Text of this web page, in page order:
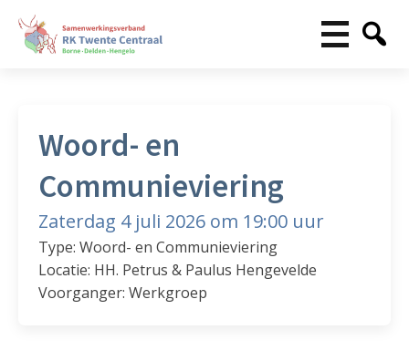
Woord- en
Communieviering
Zaterdag 4 juli 2026 om 19:00 uur
Type: Woord- en Communieviering
Locatie: HH. Petrus & Paulus Hengevelde
Voorganger: Werkgroep